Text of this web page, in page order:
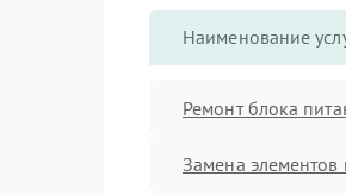
Наименование
Ремонт блока
Замена элементов